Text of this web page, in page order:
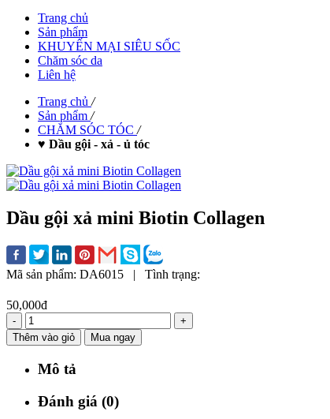
Trang chủ
Sản phẩm
KHUYẾN MẠI SIÊU SỐC
Chăm sóc da
Liên hệ
Trang chủ /
Sản phẩm /
CHĂM SÓC TÓC /
♥ Dầu gội - xả - ủ tóc
Dầu gội xả mini Biotin Collagen
Mã sản phẩm: DA6015 | Tình trạng:
50,000đ
-
+
Thêm vào giỏ
Mua ngay
Mô tả
Đánh giá (0)